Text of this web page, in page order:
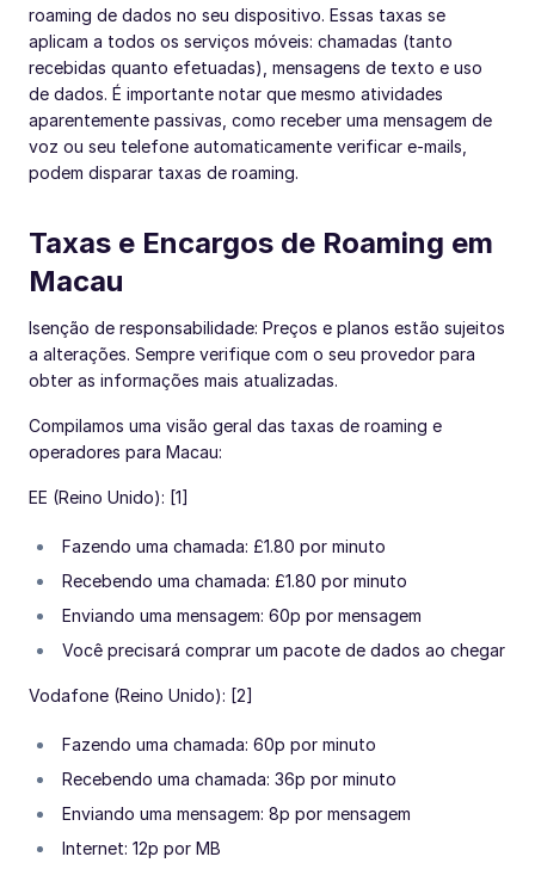
roaming de dados no seu dispositivo. Essas taxas se
aplicam a todos os serviços móveis: chamadas (tanto
recebidas quanto efetuadas), mensagens de texto e uso
de dados. É importante notar que mesmo atividades
aparentemente passivas, como receber uma mensagem de
voz ou seu telefone automaticamente verificar e-mails,
podem disparar taxas de roaming.
Taxas e Encargos de Roaming em
Macau
Isenção de responsabilidade: Preços e planos estão sujeitos
a alterações. Sempre verifique com o seu provedor para
obter as informações mais atualizadas.
Compilamos uma visão geral das taxas de roaming e
operadores para Macau:
EE (Reino Unido): [1]
Fazendo uma chamada: £1.80 por minuto
Recebendo uma chamada: £1.80 por minuto
Enviando uma mensagem: 60p por mensagem
Você precisará comprar um pacote de dados ao chegar
Vodafone (Reino Unido): [2]
Fazendo uma chamada: 60p por minuto
Recebendo uma chamada: 36p por minuto
Enviando uma mensagem: 8p por mensagem
Internet: 12p por MB